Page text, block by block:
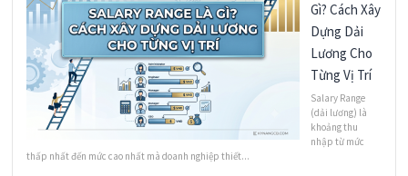
Gì? Cách Xây
Dựng Dải
Lương Cho
Từng Vị Trí
Salary Range
(dải lương) là
khoảng thu
nhập từ mức
thấp nhất đến mức cao nhất mà doanh nghiệp thiết...